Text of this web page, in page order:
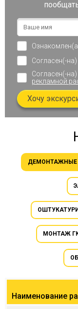
Согласен(-на)
Согласен(-
рекламной
Хочу
ДЕМОНТАЖНЫЕ
МОНТАЖ
Наименование